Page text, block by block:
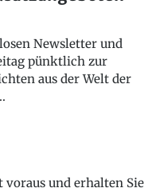
Newsletter und
pünktlich zur
aus der Welt der
und erhalten Sie